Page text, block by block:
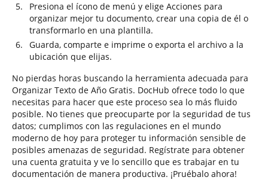
Presiona el ícono de menú y elige Acciones para
organizar mejor tu documento, crear una copia de él o
transformarlo en una plantilla.
Guarda, comparte e imprime o exporta el archivo a la
ubicación que elijas.
No pierdas horas buscando la herramienta adecuada para
Organizar Texto de Año Gratis. DocHub ofrece todo lo que
necesitas para hacer que este proceso sea lo más fluido
posible. No tienes que preocuparte por la seguridad de tus
datos; cumplimos con las regulaciones en el mundo
moderno de hoy para proteger tu información sensible de
posibles amenazas de seguridad. Regístrate para obtener
una cuenta gratuita y ve lo sencillo que es trabajar en tu
documentación de manera productiva. ¡Pruébalo ahora!